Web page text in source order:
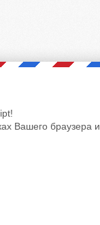
Вашего браузера и